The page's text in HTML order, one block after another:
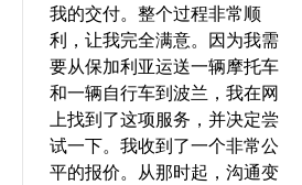
我的交付。整个过程非常顺
利，让我完全满意。因为我需
要从保加利亚运送一辆摩托车
和一辆自行车到波兰，我在网
上找到了这项服务，并决定尝
试一下。我收到了一个非常公
平的报价。从那时起，沟通变